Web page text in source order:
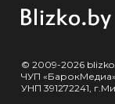
© 2009-2026
ЧУП «БарокМедиа»,
УНП 391272241,